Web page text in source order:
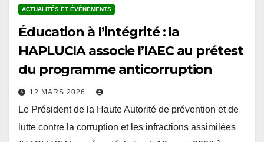
Éducation à l’intégrité : la
HAPLUCIA associe l’IAEC au prétest
du programme anticorruption
12 MARS 2026
Le Président de la Haute Autorité de prévention et de
lutte contre la corruption et les infractions assimilées
(HAPLUCIA) a présenté, le jeudi 12 mars 2026 à